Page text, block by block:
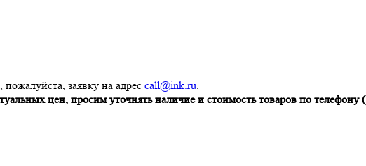
заявку на адрес call@ink.ru.
цен, просим уточнять наличие и стоимость товаров по телефону